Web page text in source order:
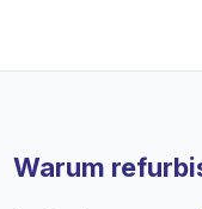
Warum